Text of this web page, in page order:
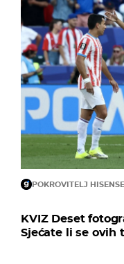
POKROVITELJ HISENSE
KVIZ Deset
Sjećate li se ovih